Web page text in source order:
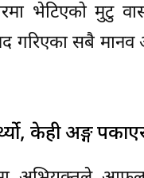
भेटिएको मुटु
गरिएका सबै मानव
केही अङ्ग